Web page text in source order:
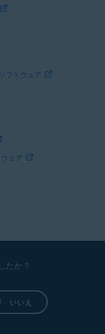
フトウェア
ェア
たか？
いいえ